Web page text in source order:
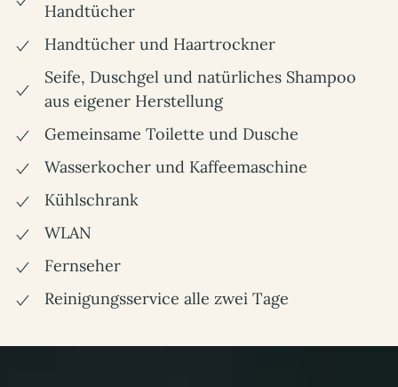
Handtücher
Handtücher und Haartrockner
Seife, Duschgel und natürliches Shampoo
aus eigener Herstellung
Gemeinsame Toilette und Dusche
Wasserkocher und Kaffeemaschine
Kühlschrank
WLAN
Fernseher
Reinigungsservice alle zwei Tage